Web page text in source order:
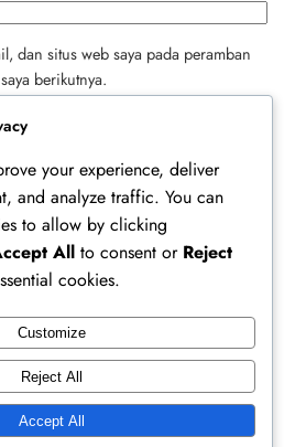
dan situs web saya pada peramban
berikutnya.
Figure, Actor & Creative
your experience, deliver
and analyze traffic. You can
to allow by clicking
All to consent or Reject
cookies.
Customize
Reject All
Accept All